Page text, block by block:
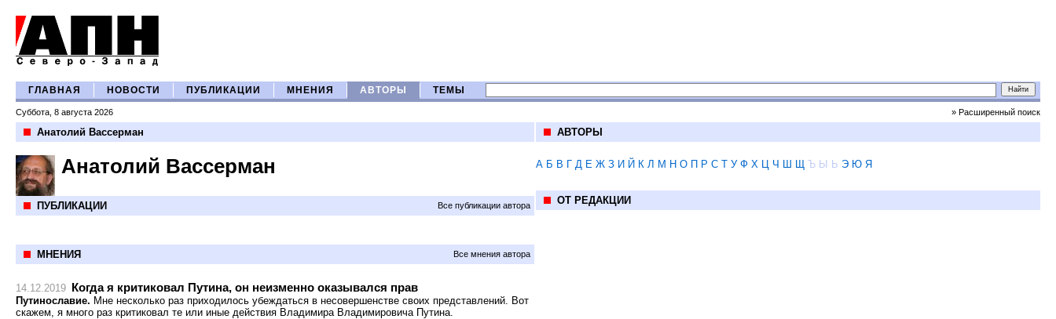
ГЛАВНАЯ НОВОСТИ ПУБЛИКАЦИИ МНЕНИЯ АВТОРЫ ТЕМЫ
Суббота, 8 августа 2026 » Расширенный поиск
Анатолий Вассерман
Анатолий Вассерман
ПУБЛИКАЦИИ Все публикации автора
МНЕНИЯ Все мнения автора
14.12.2019 Когда я критиковал Путина, он неизменно оказывался прав
Путинославие. Мне несколько раз приходилось убеждаться в несовершенстве своих представлений. Вот
скажем, я много раз критиковал те или иные действия Владимира Владимировича Путина.
АВТОРЫ
А Б В Г Д Е Ж З И Й К Л М Н О П Р С Т У Ф Х Ц Ч Ш Щ Ъ Ы Ь Э Ю Я
ОТ РЕДАКЦИИ